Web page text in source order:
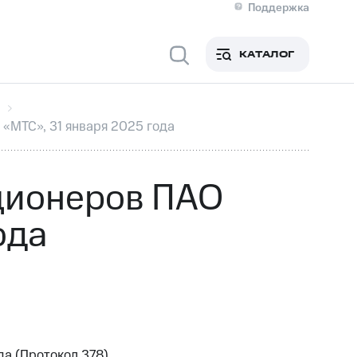
Поддержка
Медиа-центр
Новости в регионе
акционерам
Документы
и аудитРынок акций
Описание
Устойчивое развитие
Комплаенс и деловая этика
КАТАЛОГ
31 января 2025 года
ПАО